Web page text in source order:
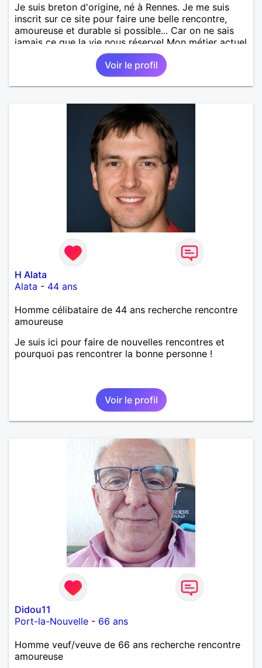
Je suis breton d'origine, né à Rennes. Je me suis
inscrit sur ce site pour faire une belle rencontre,
amoureuse et durable si possible... Car on ne sais
jamais ce que la vie nous réserve! Mon métier actuel
est électricien en tant que agent technique
territorial. J'ai enseigné en tant que professeur des
écoles mais j'ai voulu changer. J'aime la culture en
générale: le cinéma, la littérature, le dessin, l'Art, un
Mais je ne vais pas tout dire, à vous de me
contacter pour faire plus ample connaissance!...
Voir le profil
H Alata
Alata - 44 ans
Homme célibataire de 44 ans recherche rencontre
amoureuse
Je suis ici pour faire de nouvelles rencontres et
pourquoi pas rencontrer la bonne personne !
Voir le profil
Didou11
Port-la-Nouvelle - 66 ans
Homme veuf/veuve de 66 ans recherche rencontre
amoureuse